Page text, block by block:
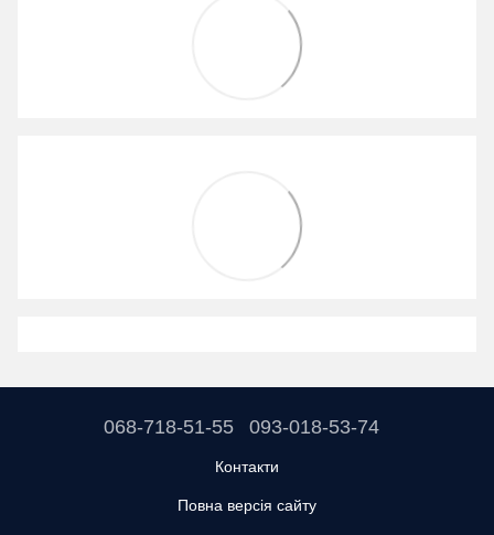
068-718-51-55 093-018-53-74
Контакти
Повна версія сайту